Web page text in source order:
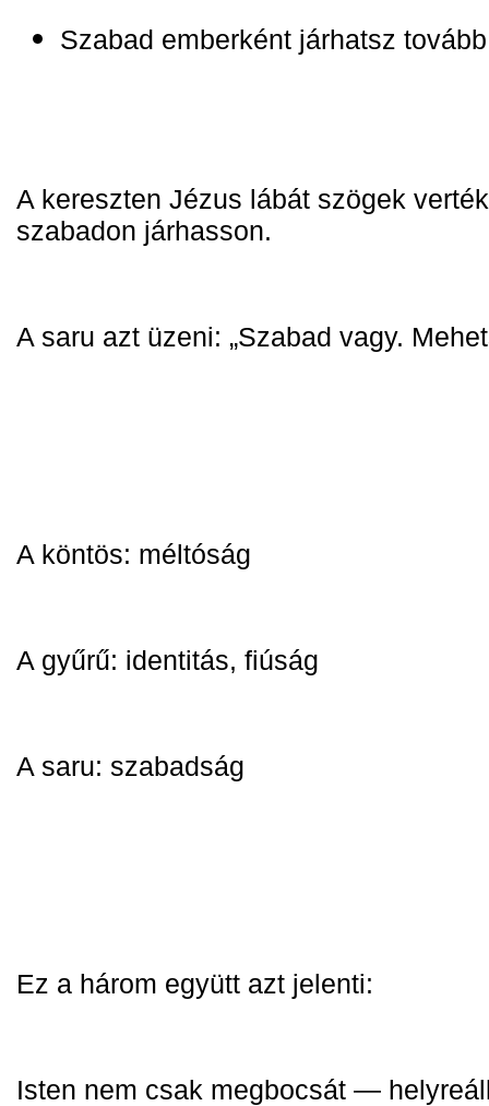
Szabad emberként járhatsz
A kereszten Jézus lábát szögek
szabadon járhasson.
A saru azt üzeni: „Szabad vagy.
A köntös: méltóság
A gyűrű: identitás, fiúság
A saru: szabadság
Ez a három együtt azt jelenti:
Isten nem csak megbocsát —